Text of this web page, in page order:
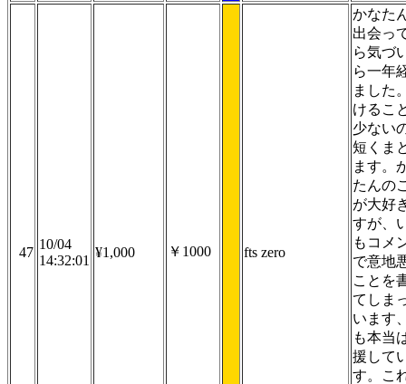
47
10/04
14:32:01
¥1,000 ￥1000 fts zero
かなた
出会っ
ら気づ
ら一年
ました
けるこ
少ない
短くま
ます。
たんの
が大好
すが、
もコメ
で意地
ことを
てしま
います
も本当
援して
す。こ